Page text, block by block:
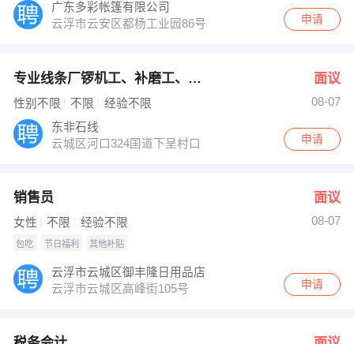
广东多彩帐篷有限公司
云浮市云安区都杨工业园86号
申请
专业线条厂锣机工、补磨工、包装工 面议
性别不限 不限 经验不限
08-07
东非石线
云城区河口324国道下呈村口
申请
销售员 面议
女性 不限 经验不限 08-07
包吃 节日福利 其他补贴
云浮市云城区御丰隆日用品店
云浮市云城区高峰街105号
申请